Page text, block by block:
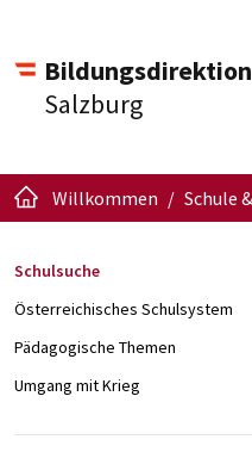
Bildungsdirektion
Salzburg
Willkommen Schule
Schulsuche
Österreichisches Schulsystem
Pädagogische Themen
Umgang mit Krieg